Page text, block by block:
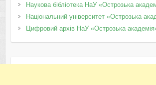
Наукова бібліотека НаУ «Острозька
Національний університет «Острозька
Цифровий архів НаУ «Острозька